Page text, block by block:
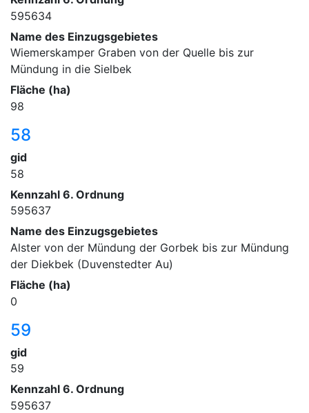
595634
Name des Einzugsgebietes
Wiemerskamper Graben von der Quelle bis zur
Mündung in die Sielbek
Fläche (ha)
98
58
gid
58
Kennzahl 6. Ordnung
595637
Name des Einzugsgebietes
Alster von der Mündung der Gorbek bis zur Mündung
der Diekbek (Duvenstedter Au)
Fläche (ha)
0
59
gid
59
Kennzahl 6. Ordnung
595637